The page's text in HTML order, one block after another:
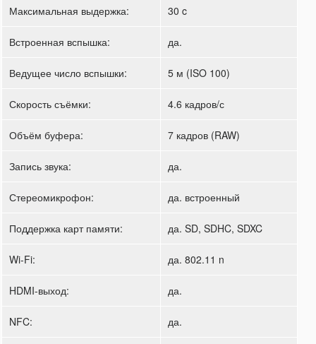
Максимальная выдержка: 30 c
Встроенная вспышка: да.
Ведущее число вспышки: 5 м (ISO 100)
Скорость съёмки: 4.6 кадров/с
Объём буфера: 7 кадров (RAW)
Запись звука: да.
Стереомикрофон: да. встроенный
Поддержка карт памяти: да. SD, SDHC, SDXC
Wi-Fi: да. 802.11 n
HDMI-выход: да.
NFC: да.